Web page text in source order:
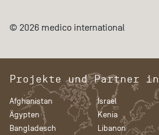
© 2026 medico international
Projekte und Partner in
Afghanistan
Ägypten
Bangladesch
Israel
Kenia
Libanon